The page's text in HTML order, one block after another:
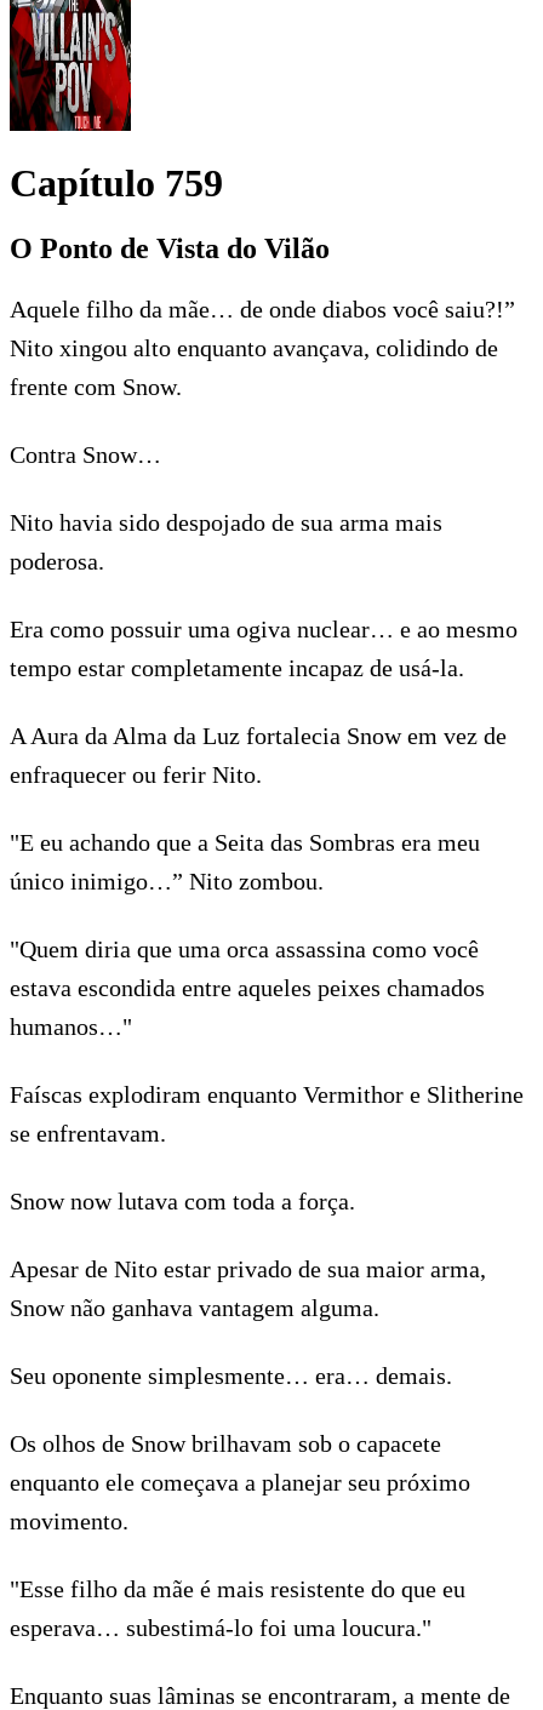
Capítulo 759
O Ponto de Vista do Vilão
Aquele filho da mãe… de onde diabos você saiu?!”
Nito xingou alto enquanto avançava, colidindo de
frente com Snow.
Contra Snow…
Nito havia sido despojado de sua arma mais
poderosa.
Era como possuir uma ogiva nuclear… e ao mesmo
tempo estar completamente incapaz de usá-la.
A Aura da Alma da Luz fortalecia Snow em vez de
enfraquecer ou ferir Nito.
"E eu achando que a Seita das Sombras era meu
único inimigo…” Nito zombou.
"Quem diria que uma orca assassina como você
estava escondida entre aqueles peixes chamados
humanos…"
Faíscas explodiram enquanto Vermithor e Slitherine
se enfrentavam.
Snow now lutava com toda a força.
Apesar de Nito estar privado de sua maior arma,
Snow não ganhava vantagem alguma.
Seu oponente simplesmente… era… demais.
Os olhos de Snow brilhavam sob o capacete
enquanto ele começava a planejar seu próximo
movimento.
"Esse filho da mãe é mais resistente do que eu
esperava… subestimá-lo foi uma loucura."
Enquanto suas lâminas se encontraram, a mente de